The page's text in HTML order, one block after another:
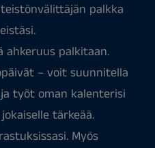
palkka
ahkeruus palkitaan.
– voit suunnitella
työt oman kalenterisi
tärkeää.
Myös